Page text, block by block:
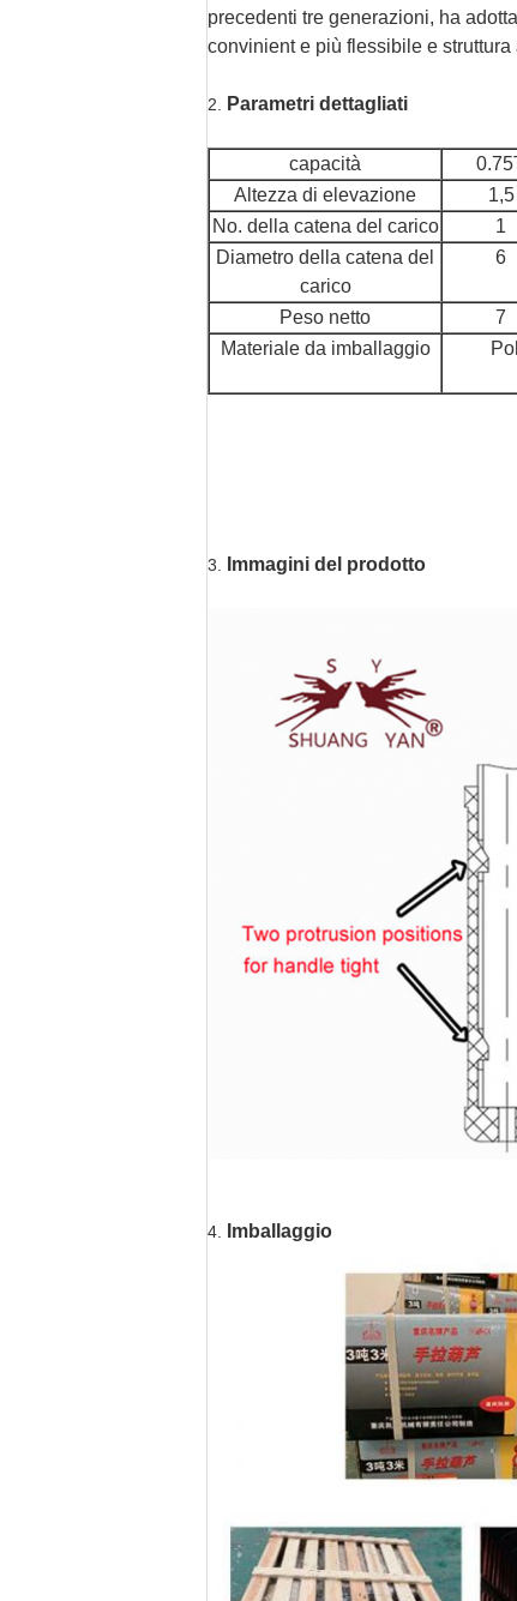
precedenti tre generazioni, ha
convinient e più flessibile e
2. Parametri dettagliati
capacità
Altezza di elevazione
1,5
No. della catena del carico
1
Diametro della catena del
carico
6
Peso netto 7
Materiale da imballaggio
3. Immagini del prodotto
4. Imballaggio